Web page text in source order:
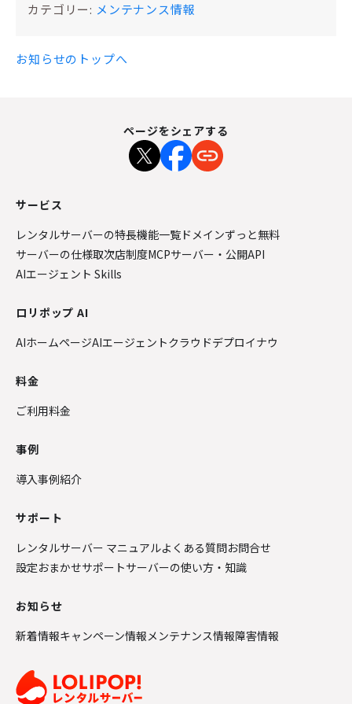
カテゴリー: メンテナンス情報
お知らせのトップへ
ページをシェアする
サービス
レンタルサーバーの特長機能一覧 ドメインずっと無料
サーバーの仕様取次店制度MCPサーバー・公開API
AIエージェント Skills
ロリポップ AI
AIホームページAIエージェントクラウドデプロイナウ
料金
ご利用料金
事例
導入事例紹介
サポート
レンタルサーバー マニュアルよくある質問お問合せ
設定おまかせサポートサーバーの使い方・知識
お知らせ
新着情報キャンペーン情報メンテナンス情報障害情報